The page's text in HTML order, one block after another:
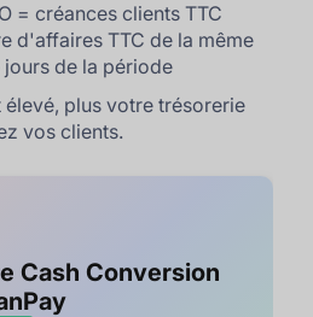
= créances clients TTC
d'affaires TTC de la même
de la période
plus votre trésorerie
vos clients.
Cash Conversion